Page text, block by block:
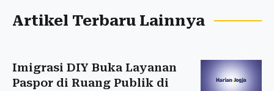
Artikel Terbaru Lainnya
Imigrasi DIY Buka Layanan
Paspor di Ruang Publik di